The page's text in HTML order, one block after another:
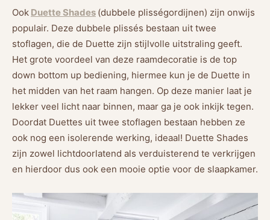
Ook Duette Shades (dubbele plisségordijnen) zijn onwijs
populair. Deze dubbele plissés bestaan uit twee
stoflagen, die de Duette zijn stijlvolle uitstraling geeft.
Het grote voordeel van deze raamdecoratie is de top
down bottom up bediening, hiermee kun je de Duette in
het midden van het raam hangen. Op deze manier laat je
lekker veel licht naar binnen, maar ga je ook inkijk tegen.
Doordat Duettes uit twee stoflagen bestaan hebben ze
ook nog een isolerende werking, ideaal! Duette Shades
zijn zowel lichtdoorlatend als verduisterend te verkrijgen
en hierdoor dus ook een mooie optie voor de slaapkamer.